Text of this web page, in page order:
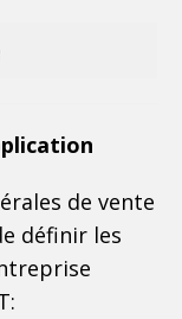
de vente
définir les